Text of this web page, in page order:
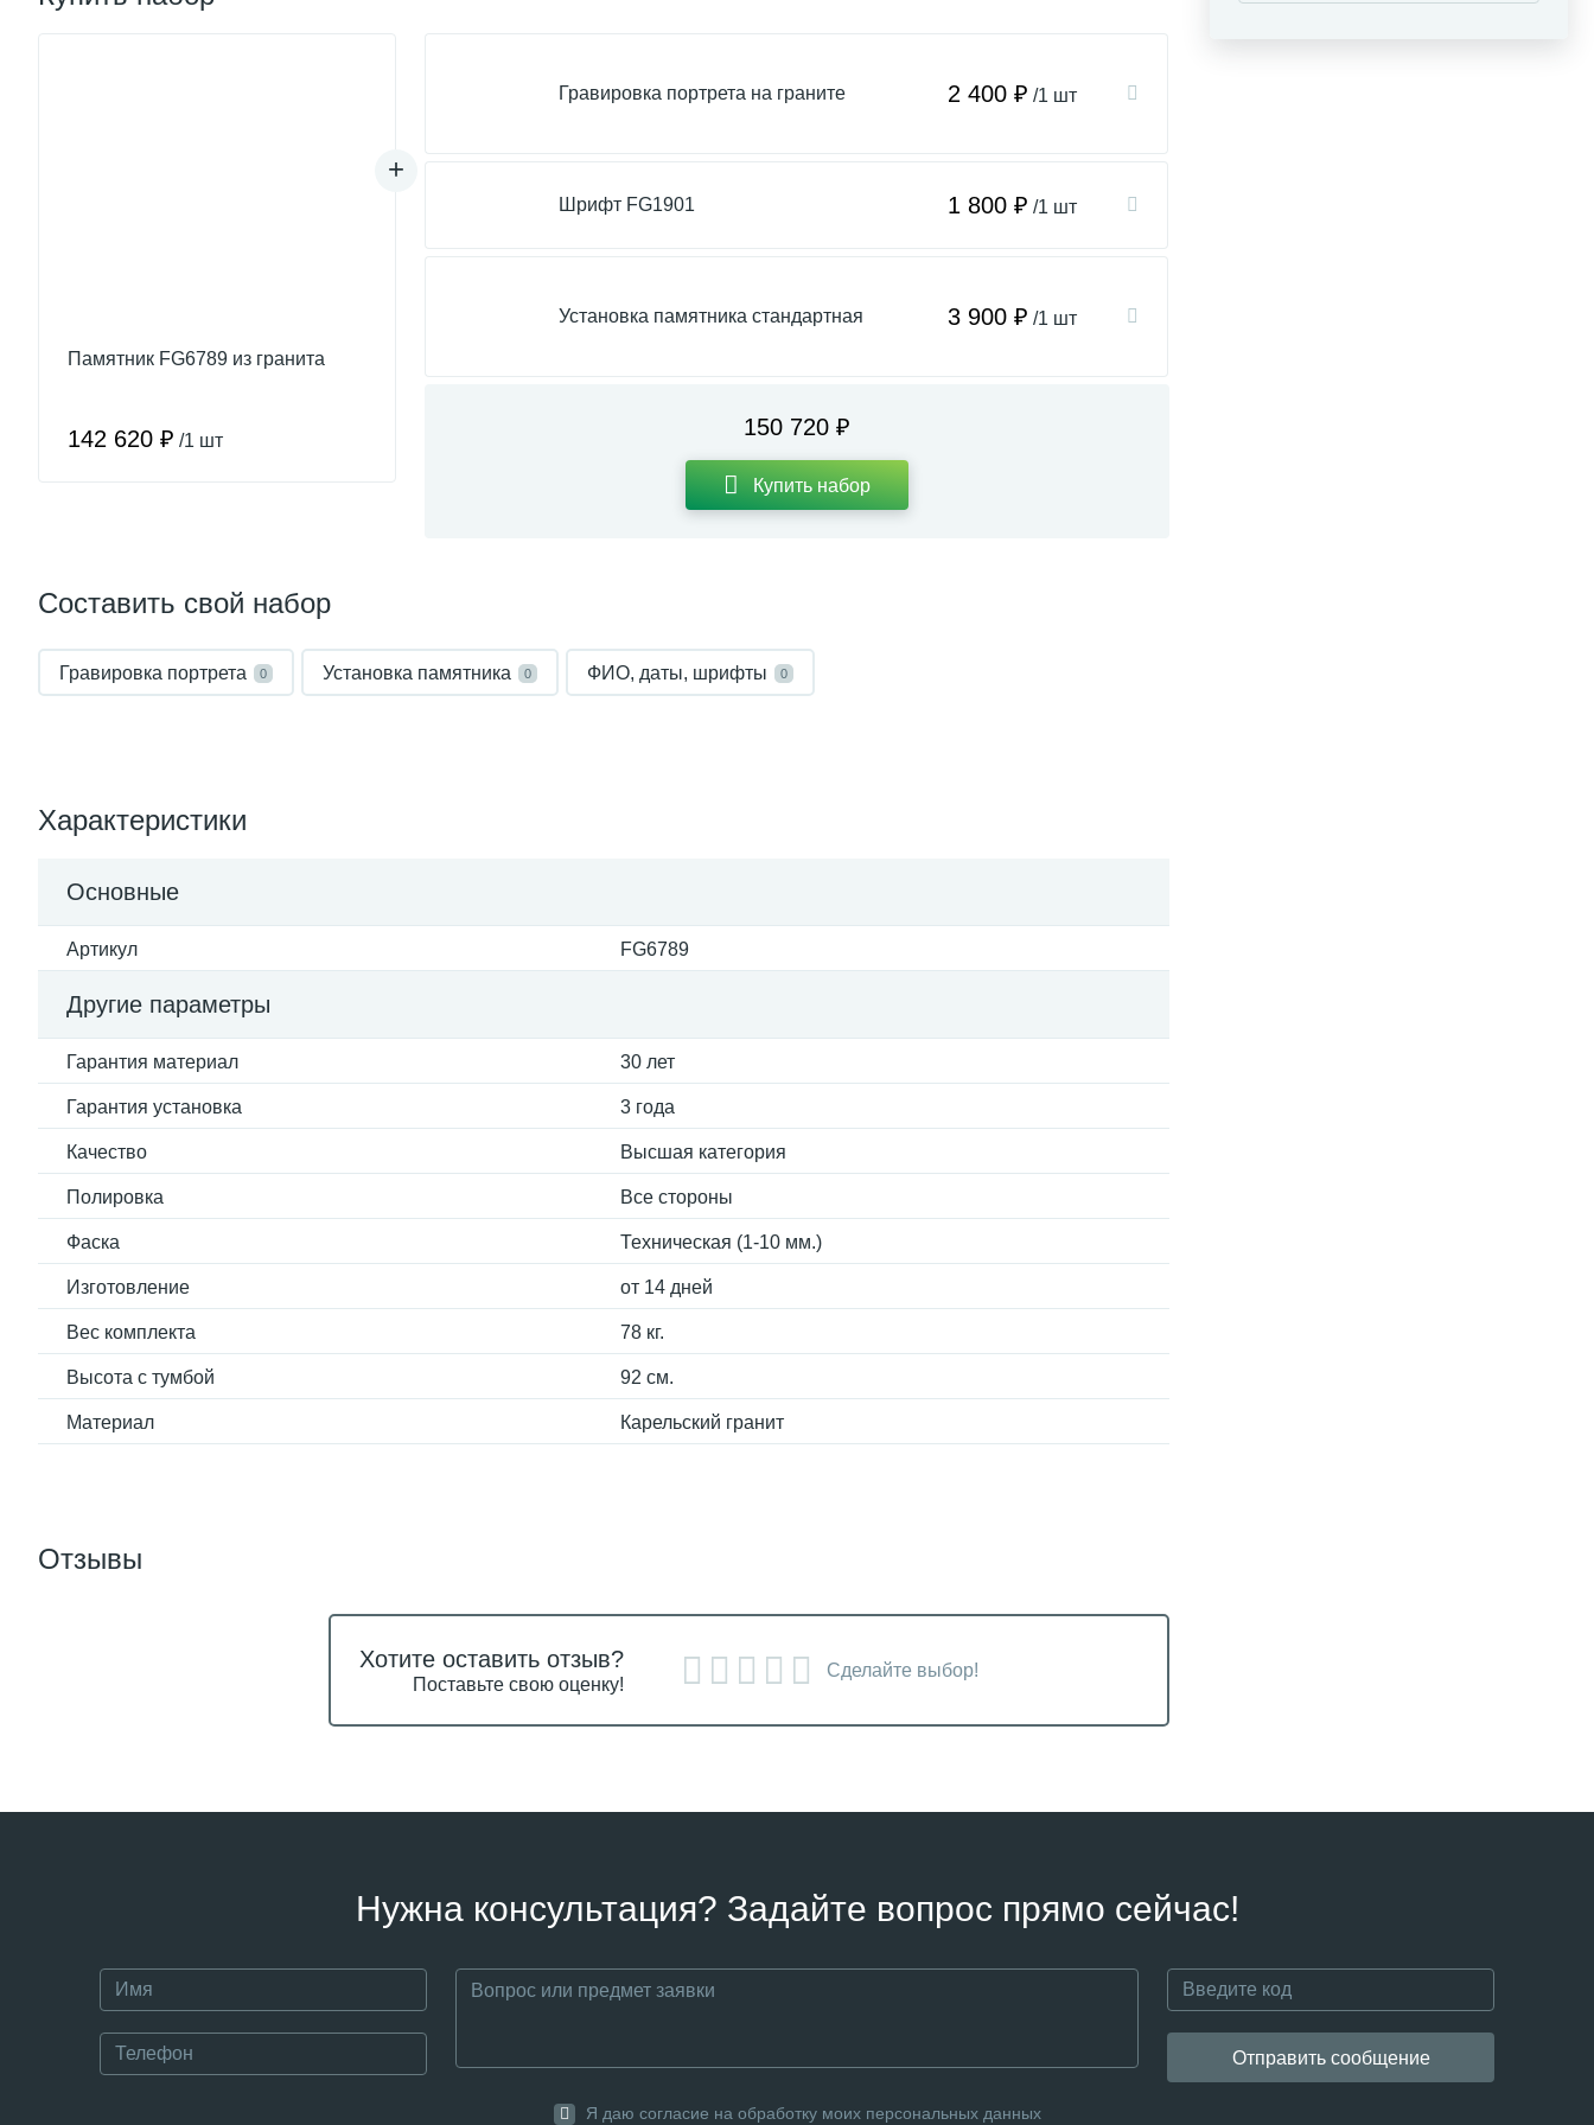
Памятник FG6789 из гранита
142 620 ₽ /1 шт
Гравировка портрета на граните 2 400 ₽ /1 шт
Шрифт FG1901 1 800 ₽ /1 шт
Установка памятника стандартная 3 900 ₽ /1 шт
150 720 ₽
Купить набор
Составить свой набор
Гравировка портрета 0 Установка памятника 0 ФИО, даты, шрифты 0
Характеристики
Основные
Артикул FG6789
Другие параметры
Гарантия материал 30 лет
Гарантия установка 3 года
Качество Высшая категория
Полировка Все стороны
Фаска Техническая (1-10 мм.)
Изготовление от 14 дней
Вес комплекта 78 кг.
Высота с тумбой 92 см.
Материал Карельский гранит
Отзывы
Хотите оставить отзыв?
Поставьте свою оценку!
Сделайте выбор!
Нужна консультация? Задайте вопрос прямо сейчас!
Отправить сообщение
Я даю согласие на обработку моих персональных данных